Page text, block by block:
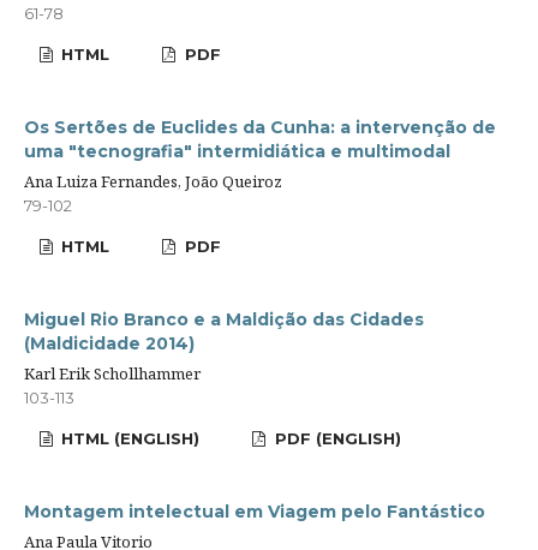
61-78
HTML PDF
Os Sertões de Euclides da Cunha: a intervenção de
uma "tecnografia" intermidiática e multimodal
Ana Luiza Fernandes, João Queiroz
79-102
HTML PDF
Miguel Rio Branco e a Maldição das Cidades
(Maldicidade 2014)
Karl Erik Schollhammer
103-113
HTML (ENGLISH) PDF (ENGLISH)
Montagem intelectual em Viagem pelo Fantástico
Ana Paula Vitorio